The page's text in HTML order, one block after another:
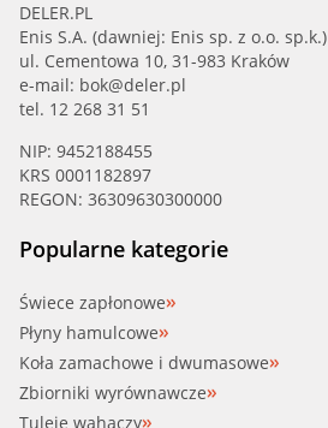
DELER.PL
Enis S.A. (dawniej: Enis sp. z o.o. sp.k.)
ul. Cementowa 10, 31-983 Kraków
e-mail: bok@deler.pl
tel. 12 268 31 51
NIP: 9452188455
KRS 0001182897
REGON: 36309630300000
Popularne kategorie
Świece zapłonowe
Płyny hamulcowe
Koła zamachowe i dwumasowe
Zbiorniki wyrównawcze
Tuleje wahaczy